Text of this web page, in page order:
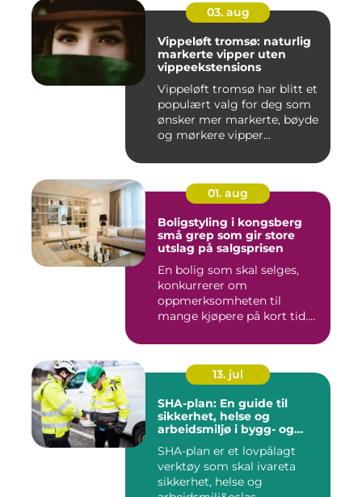
03. aug
Vippeløft tromsø: naturlig
markerte vipper uten
vippeekstensions
Vippeløft tromsø har blitt et
populært valg for deg som
ønsker mer markerte, bøyde
og mørkere vipper...
01. aug
Boligstyling i kongsberg
små grep som gir store
utslag på salgsprisen
En bolig som skal selges,
konkurrerer om
oppmerksomheten til
mange kjøpere på kort tid.
13. jul
SHA-plan: En guide til
sikkerhet, helse og
arbeidsmiljø i bygg- og
SHA-plan er et lovpålagt
verktøy som skal ivareta
sikkerhet, helse og